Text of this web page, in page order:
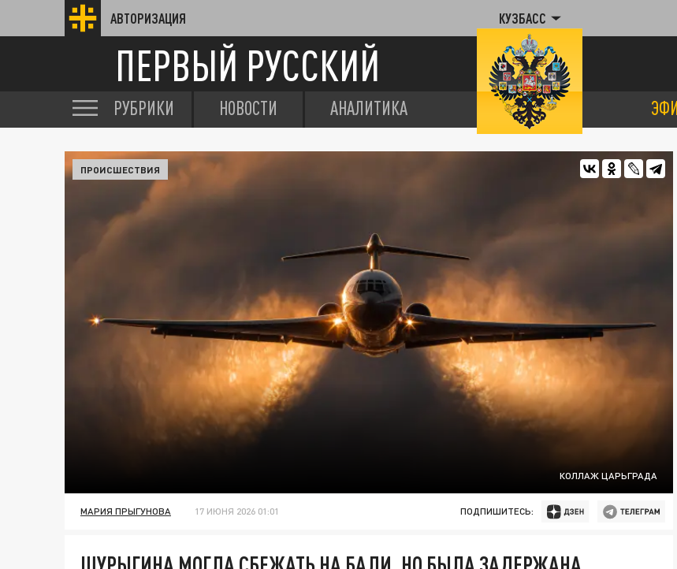
АВТОРИЗАЦИЯ КУЗБАСС
ПЕРВЫЙ РУССКИЙ
РУБРИКИ НОВОСТИ АНАЛИТИКА
КОЛЛАЖ ЦАРЬГРАДА
ПРОИСШЕСТВИЯ
МАРИЯ ПРЫГУНОВА 17 ИЮНЯ 2026 01:01 ПОДПИШИТЕСЬ: